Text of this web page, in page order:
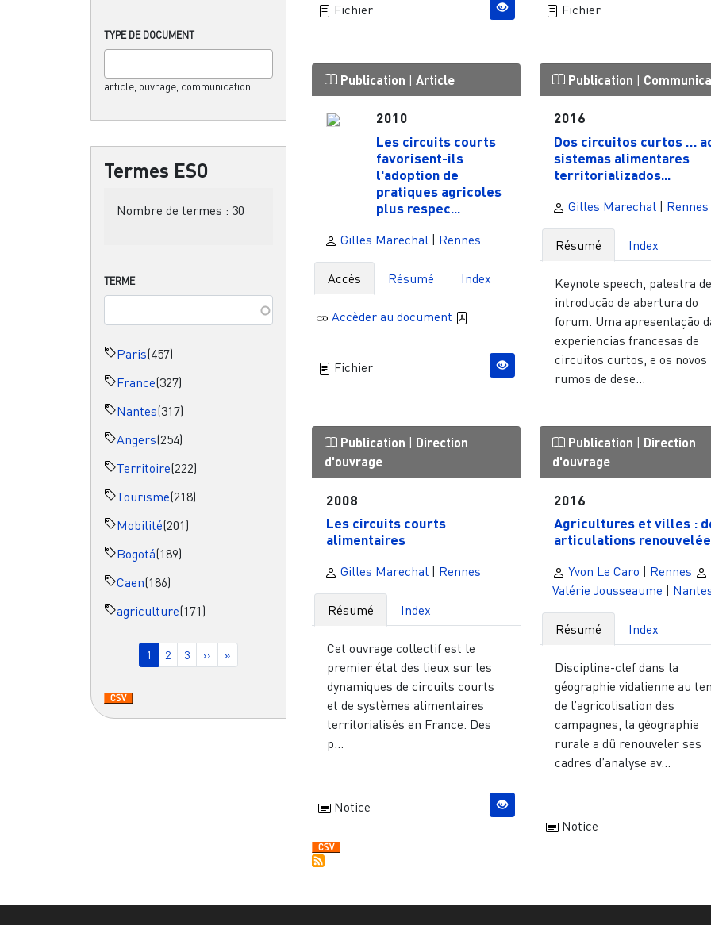
TYPE DE DOCUMENT
article, ouvrage, communication,....
Termes ESO
Nombre de termes : 30
TERME
Paris(457)
France(327)
Nantes(317)
Angers(254)
Territoire(222)
Tourisme(218)
Mobilité(201)
Bogotá(189)
Caen(186)
agriculture(171)
Pagination
Page courante
1 Page
2 Page
3 Page suivante
›› Dernière page
»
Fichier Fichier
Publication | Article
2010
Les circuits courts
favorisent-ils
l'adoption de
pratiques agricoles
plus respec...
Gilles Marechal | Rennes
Accès Résumé Index
Accèder au document
Fichier
Publication |
2016
Dos circuitos curtos …
sistemas alimentares
territorializados...
Gilles Marechal | Rennes
Résumé Index
Keynote speech, palestra de
introdução de abertura do
forum. Uma apresentação
experiencias francesas de
circuitos curtos, e os novos
rumos de dese...
Publication | Direction
d'ouvrage
2008
Les circuits courts
alimentaires
Gilles Marechal Rennes
Résumé Index
Cet ouvrage collectif est le
premier état des lieux sur les
dynamiques de circuits courts
et de systèmes alimentaires
territorialisés en France. Des
p...
Notice
Publication | Direction
d'ouvrage
2016
Agricultures et villes :
articulations
Yvon Le Caro
Rennes
Valérie Jousseaume
Résumé Index
Discipline-clef dans la
géographie vidalienne au
de l’agricolisation des
campagnes, la géographie
rurale a dû renouveler ses
cadres d’analyse av...
Notice